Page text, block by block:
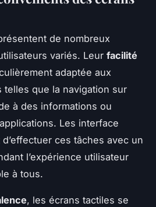
de nombreux
variés. Leur facilité
adaptée aux
telles que la navigation sur
à des informations ou
Les interface
ces tâches avec un
l’expérience utilisateur
à tous.
, les écrans tactiles se